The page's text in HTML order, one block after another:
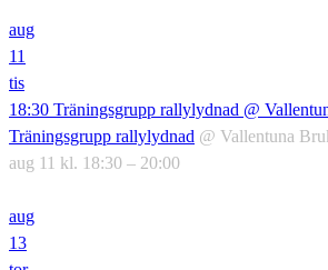
aug
11
tis
18:30 Träningsgrupp rallylydnad @
Träningsgrupp rallylydnad @ Vallentuna
aug 11 kl. 18:30 – 20:00
aug
13